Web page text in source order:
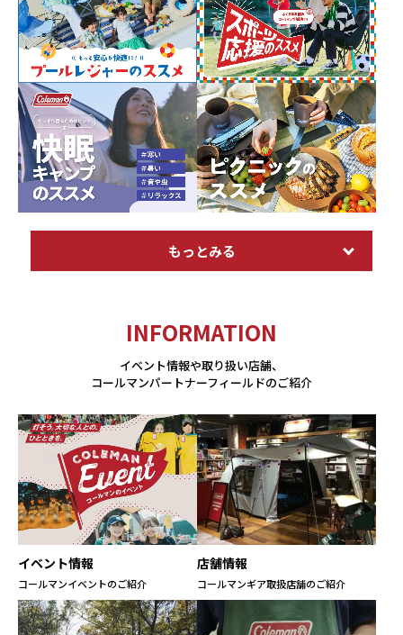
もっとみる
INFORMATION
イベント情報や取り扱い店舗、
コールマンパートナーフィールドのご紹介
イベント情報
コールマンイベントのご紹介
店舗情報
コールマンギア取扱店舗のご紹介